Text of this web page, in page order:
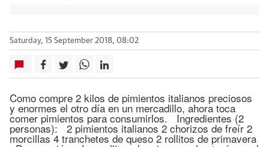
Saturday, 15 September 2018, 08:02
Como compre 2 kilos de pimientos italianos preciosos
y enormes el otro día en un mercadillo, ahora toca
comer pimientos para consumirlos. Ingredientes (2
personas): 2 pimientos italianos 2 chorizos de freír 2
morcillas 4 tranchetes de queso 2 rollitos de primavera